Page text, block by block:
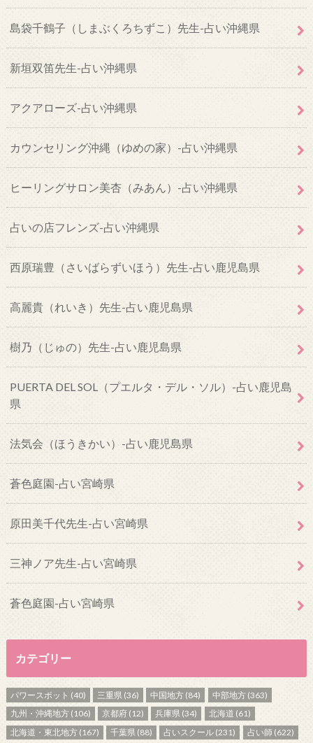
島袋千鶴子（しまぶくろちずこ）先生-占い沖縄県
新垣双笛先生-占い沖縄県
アクアローズ-占い沖縄県
カウンセリング沖縄（ゆめの家）-占い沖縄県
ヒーリングサロン美杏（みあん）-占い沖縄県
占いの店フレンズ-占い沖縄県
西原瑞豊（さいばらずいほう）先生-占い鹿児島県
高麗貴（れいき）先生-占い鹿児島県
樹乃（じゅの）先生-占い鹿児島県
PUERTA DEL SOL（プエルタ・デル・ソル）-占い鹿児島
県
法気会（ほうきかい）-占い鹿児島県
蒼色庭園-占い宮崎県
原田美千代先生-占い宮崎県
三神ノア先生-占い宮崎県
蒼色庭園-占い宮崎県
カテゴリー
パワースポット (40) 三重県 (36) 中国地方 (84) 中部地方(363)
九州・沖縄地方(106) 京都府 (12) 兵庫県 (34) 北海道 (61)
北海道・東北地方(167) 千葉県 (88) 占いスクール (231) 占い師 (622)